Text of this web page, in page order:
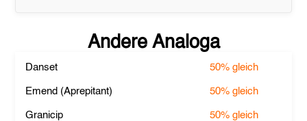
Andere Analoga
Danset 50%gleich
Emend (Aprepitant) 50%gleich
Granicip 50%gleich